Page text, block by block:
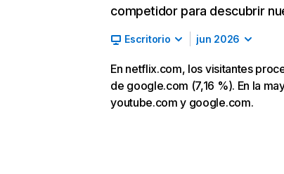
competidor para descubrir
Escritorio jun 2026
En netflix.com, los visitantes
de google.com (7,16 %). En la
youtube.com y google.com.